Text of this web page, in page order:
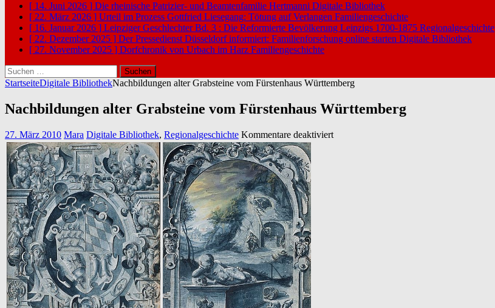
[ 14. Juni 2026 ] Die rheinische Patrizier- und Beamtenfamilie Hertmanni Digitale Bibliothek
[ 22. März 2026 ] Urteil im Prozess Gottfried Liesegang: Tötung auf Verlangen Familiengeschichte
[ 16. Januar 2026 ] Leipziger Geschlechter Bd. 3 : Die Reformierte Bevölkerung Leipzigs 1700-1875 Regionalgeschichte
[ 22. Dezember 2025 ] Der Pressedienst Düsseldorf informiert: Familienforschung online starten Digitale Bibliothek
[ 27. November 2025 ] Dorfchronik von Urbach im Harz Familiengeschichte
Suchen
nach:
StartseiteDigitale BibliothekNachbildungen alter Grabsteine vom Fürstenhaus Württemberg
Nachbildungen alter Grabsteine vom Fürstenhaus Württemberg
27. März 2010 Mara Digitale Bibliothek, Regionalgeschichte Kommentare deaktiviertfür